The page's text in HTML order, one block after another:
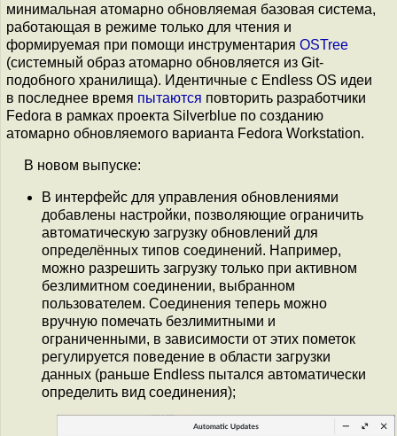
минимальная атомарно обновляемая базовая система,
работающая в режиме только для чтения и
формируемая при помощи инструментария OSTree
(системный образ атомарно обновляется из Git-
подобного хранилища). Идентичные с Endless OS идеи
в последнее время пытаются повторить разработчики
Fedora в рамках проекта Silverblue по созданию
атомарно обновляемого варианта Fedora Workstation.
В новом выпуске:
В интерфейс для управления обновлениями
добавлены настройки, позволяющие ограничить
автоматическую загрузку обновлений для
определённых типов соединений. Например,
можно разрешить загрузку только при активном
безлимитном соединении, выбранном
пользователем. Соединения теперь можно
вручную помечать безлимитными и
ограниченными, в зависимости от этих пометок
регулируется поведение в области загрузки
данных (раньше Endless пытался автоматически
определить вид соединения);